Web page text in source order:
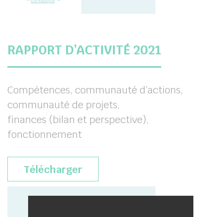
RAPPORT D’ACTIVITÉ 2021
Compétences, communauté d’actions,
communauté de projets,
finances (bilan et perspective),
fonctionnement
Télécharger